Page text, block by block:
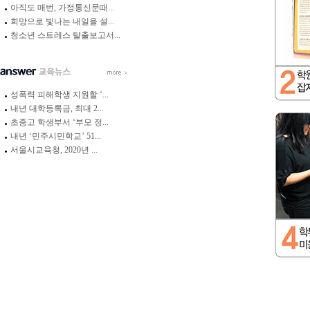
아직도 매번, 가정통신문때...
희망으로 빛나는 내일을 설...
청소년 스트레스 탈출보고서...
성폭력 피해학생 지원할 ‘...
내년 대학등록금, 최대 2...
초중고 학생부서 ‘부모 정...
내년 ‘민주시민학교’ 51...
서울시교육청, 2020년 ...